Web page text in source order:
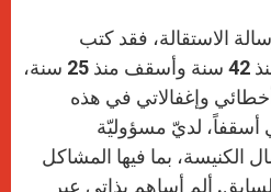
الاستقالة، فقد كتب
ماركس: “بما أنّني كاهن منذ 42 سنة وأسقف منذ 25 سنة،
وإغفالاتي في هذه
أسقفاً، لديّ مسؤوليّة
الكنيسة، بما فيها المشاكل
ألم أساهم بذاتي عبر